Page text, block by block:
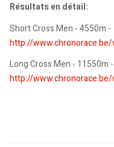
Résultats en détail:
Short Cross Men - 4550m -
http://
Long Cross Men - 11550m -
http://